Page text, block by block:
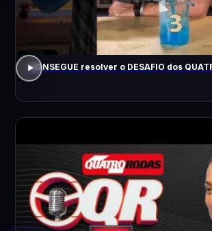
CONSEGUE resolver o DESAFIO dos